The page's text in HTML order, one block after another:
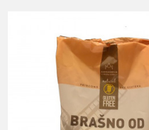
Način proizvodnje
Namena
Nutritivne informacije